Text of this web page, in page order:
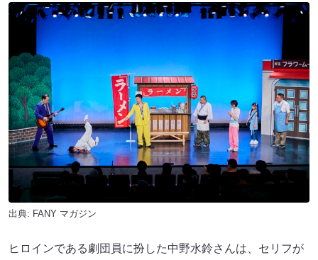
出典: FANY マガジン
ヒロインである劇団員に扮した中野水鈴さんは、セリフが